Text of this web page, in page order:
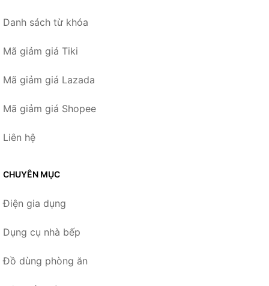
Danh sách từ khóa
Mã giảm giá Tiki
Mã giảm giá Lazada
Mã giảm giá Shopee
Liên hệ
CHUYÊN MỤC
Điện gia dụng
Dụng cụ nhà bếp
Đồ dùng phòng ăn